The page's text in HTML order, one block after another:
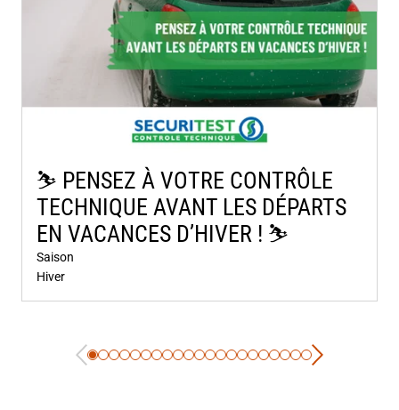
⛷️​ PENSEZ À VOTRE CONTRÔLE
TECHNIQUE AVANT LES DÉPARTS
EN VACANCES D’HIVER ! ⛷️​
Saison
Hiver